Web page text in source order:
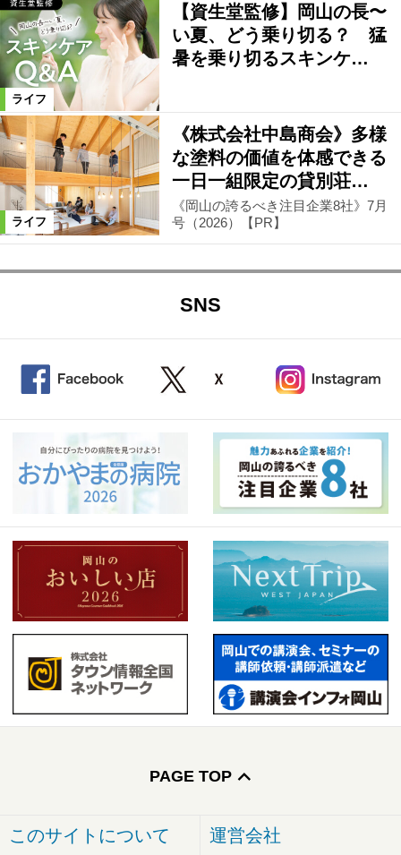
ライフ
【資生堂監修】岡山の長〜
い夏、どう乗り切る？ 猛
暑を乗り切るスキンケ…
ライフ
《株式会社中島商会》多様
な塗料の価値を体感できる
一日一組限定の貸別荘…
《岡山の誇るべき注目企業8社》7月
号（2026）【PR】
SNS
PAGE TOP
このサイトについて 運営会社